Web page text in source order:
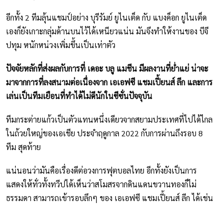
อีกทั้ง 2 ทีมลุ้นแชมป์อย่าง บุรีรัมย์ ยูไนเต็ด กับ แบงค็อก ยูไนเต็ด
เองก็ยังเกาะกลุ่มด้านบนไว้ได้เหนียวแน่น มันจึงทำให้งานของ บีจี
ปทุม หนักหน่วงเพิ่มขึ้นเป็นเท่าตัว
ปัจจัยหลักที่ส่งผลกับการที่ เดอะ บลู แมชีน มีผลงานที่ย่ำแย่ น่าจะ
มาจากการที่ลงสนามต่อเนื่องจาก เอเอฟซี แชมเปี้ยนส์ ลีก และการ
เล่นเป็นทีมเยือนที่ทำได้ไม่ดีนักในซีซั่นปัจจุบัน
ทีมกระต่ายแก้วเป็นตัวแทนหนึ่งเดียวจากสยามประเทศที่ไปได้ไกล
ในถ้วยใหญ่ของเอเชีย ประจำฤดูกาล 2022 กับการผ่านถึงรอบ 8
ทีม สุดท้าย
แน่นอนว่ามันคือเรื่องดีต่อวงการฟุตบอลไทย อีกทั้งยังเป็นการ
แสดงให้ทั่วทั้งทวีปได้เห็นว่าสโมสรจากดินแดนขวานทองก็ไม่
ธรรมดา สามารถเข้ารอบลึกๆ ของ เอเอฟซี แชมเปี้ยนส์ ลีก ได้เช่น